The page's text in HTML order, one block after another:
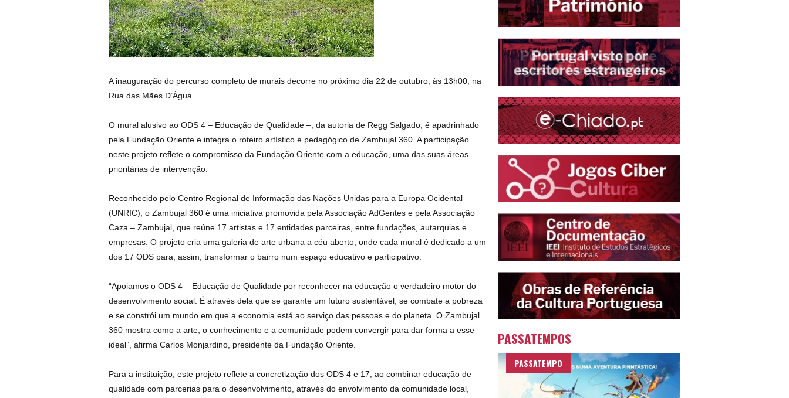
A inauguração do percurso completo de murais decorre no próximo dia 22 de outubro, às 13h00, na
Rua das Mães D’Água.
O mural alusivo ao ODS 4 – Educação de Qualidade –, da autoria de Regg Salgado, é apadrinhado
pela Fundação Oriente e integra o roteiro artístico e pedagógico de Zambujal 360. A participação
neste projeto reflete o compromisso da Fundação Oriente com a educação, uma das suas áreas
prioritárias de intervenção.
Reconhecido pelo Centro Regional de Informação das Nações Unidas para a Europa Ocidental
(UNRIC), o Zambujal 360 é uma iniciativa promovida pela Associação AdGentes e pela Associação
Caza – Zambujal, que reúne 17 artistas e 17 entidades parceiras, entre fundações, autarquias e
empresas. O projeto cria uma galeria de arte urbana a céu aberto, onde cada mural é dedicado a um
dos 17 ODS para, assim, transformar o bairro num espaço educativo e participativo.
“Apoiamos o ODS 4 – Educação de Qualidade por reconhecer na educação o verdadeiro motor do
desenvolvimento social. É através dela que se garante um futuro sustentável, se combate a pobreza
e se constrói um mundo em que a economia está ao serviço das pessoas e do planeta. O Zambujal
360 mostra como a arte, o conhecimento e a comunidade podem convergir para dar forma a esse
ideal”, afirma Carlos Monjardino, presidente da Fundação Oriente.
Para a instituição, este projeto reflete a concretização dos ODS 4 e 17, ao combinar educação de
qualidade com parcerias para o desenvolvimento, através do envolvimento da comunidade local,
PASSATEMPOS
PASSATEMPO